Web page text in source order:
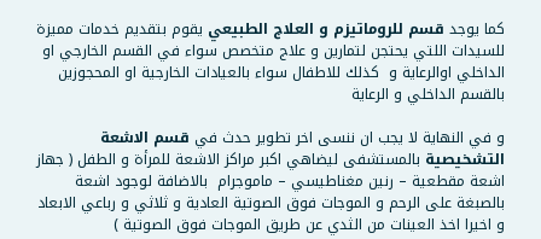
كما يوجد قسم للروماتيزم و العلاج الطبيعي يقوم بتقديم خدمات مميزة
للسيدات اللتي يحتجن لتمارين و علاج متخصص سواء في القسم الخارجي او
الداخلي اوالرعاية و كذلك للاطفال سواء بالعيادات الخارجية او المحجوزين
بالقسم الداخلي و الرعاية
و في النهاية لا يجب ان ننسى اخر تطوير حدث في قسم الاشعة
التشخيصية بالمستشفى ليضاهي اكبر مراكز الاشعة للمرأة و الطفل ( جهاز
اشعة مقطعية – رنين مغناطيسي – ماموجرام بالاضافة لوجود اشعة
بالصبغة على الرحم و الموجات فوق الصوتية العادية و ثلاثي و رباعي الابعاد
و اخيرا اخذ العينات من الثدي عن طريق الموجات فوق الصوتية )